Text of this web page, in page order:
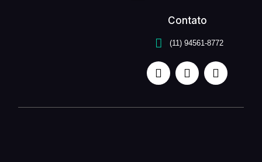
Contato
(11) 94561-8772